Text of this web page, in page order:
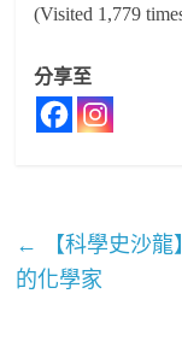
(Visited 1,779
分享至
←
【科學史沙
的化學家